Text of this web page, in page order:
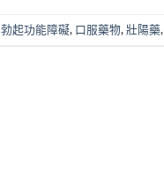
勃起功能障礙, 口服藥物,壯陽藥,